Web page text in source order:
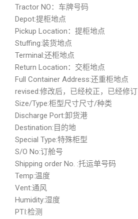
Tractor NO：车牌号码
Depot:提柜地点
Pickup Location：提柜地点
Stuffing:装货地点
Terminal:还柜地点
Return Location：交柜地点
Full Container Address:还重柜地点
revised:修改后，已经校正，已经修订
Size/Type:柜型尺寸尺寸/种类
Discharge Port:卸货港
Destination:目的地
Special Type:特殊柜型
S/O No:订舱号
Shipping order No. :托运单号码
Temp:温度
Vent:通风
Humidity:湿度
PTI:检测